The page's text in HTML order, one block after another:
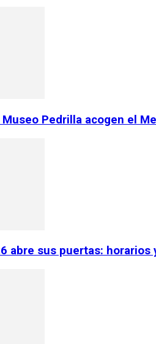
Pedrilla acogen el
abre sus puertas: horarios